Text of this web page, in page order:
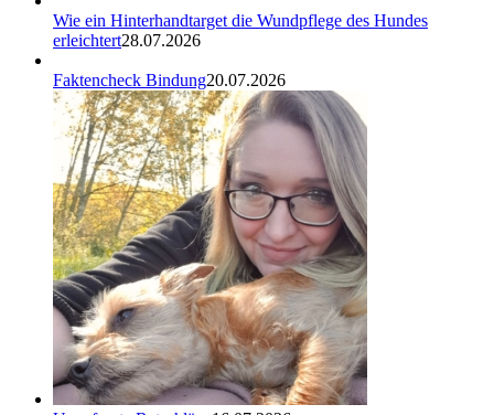
Wie ein Hinterhandtarget die Wundpflege des Hundes
erleichtert28.07.2026
Faktencheck Bindung20.07.2026